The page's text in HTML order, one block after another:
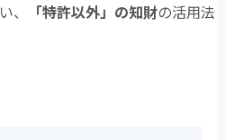
、
「特許以外」の知財の活用法